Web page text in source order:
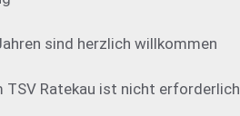
sind herzlich willkommen
Ratekau ist nicht erforderlich